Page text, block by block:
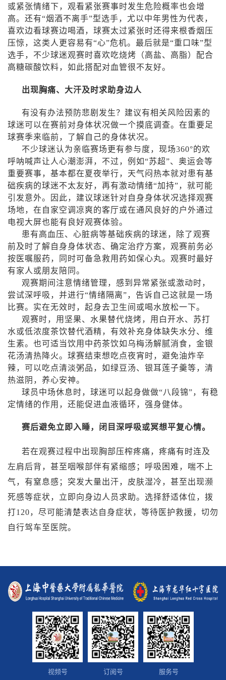
或紧张情绪下，观看紧张赛事时发生危险概率也会增
高。还有“烟酒不离手”型选手，尤以中年男性为代表，
喜欢边看球赛边喝酒，球赛太过紧张时还得来根香烟压
压惊，这类人更容易有“心”危机。最后就是“重口味”型
选手，不少球迷观赛时喜欢吃烧烤（高盐、高脂）配合
高糖碳酸饮料，如此搭配对血管很不友好。
出现胸痛、大汗及时求助身边人
有没有办法预防悲剧发生？建议有相关风险因素的
球迷可以在赛前对身体状况做一个摸底调查。在重要足
球赛季来临前，了解自己的身体状况。
不少球迷认为亲临赛场更有参与度，现场360°的欢
呼呐喊声让人心潮澎湃，不过，例如“苏超”、奥运会等
重要赛事，基本都在夏夜举行，天气闷热本就对患有基
础疾病的球迷不太友好，再有激动情绪“加持”，就可能
引发意外。因此，建议球迷针对自身身体状况选择观赛
场地，在自家空调凉爽的客厅或在通风良好的户外通过
电视大屏也能有良好观赛体验。
患有高血压、心脏病等基础疾病的球迷，除了观赛
前及时了解自身身体状态、确定治疗方案，观赛前务必
按医嘱服药，同时可备急救用药如保心丸。观赛时最好
有家人或朋友陪同。
观赛期间注意情绪管理，感到异常紧张或激动时，
尝试深呼吸，并进行“情绪隔离”，告诉自己这就是一场
比赛。实在无效时，起身去卫生间或喝水放松一下。
观赛时，用坚果、水果替代烧烤，用白开水、苏打
水或低浓度茶饮替代酒精，有效补充身体缺失水分、维
生素。也可适当饮用中药茶饮如乌梅汤解腻消食，金银
花汤清热降火。球赛结束想吃点夜宵时，避免油炸辛
辣，可以吃点清淡粥品，如绿豆汤、银耳莲子羹等，清
热滋阴，养心安神。
球员中场休息时，球迷可以起身做做“八段锦”，有稳
定情绪的作用，还能促进血液循环，强身健体。
赛后避免立即入睡，闭目深呼吸或冥想平复心情。
若在观赛过程中出现胸部压榨疼痛，疼痛有时连及
左肩后背，甚至咽喉部伴有紧缩感；呼吸困难，喘不上
气，有窒息感；突发大量出汗，皮肤湿冷，甚至出现濒
死感等症状，立即向身边人员求助。选择舒适体位，拨
打120，尽可能清楚表达自身症状，等待医护救援，切勿
自行驾车至医院。
视频号 订阅号 服务号